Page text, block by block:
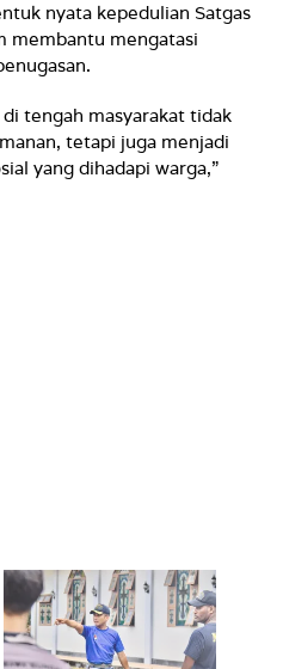
nyata kepedulian Satgas
membantu mengatasi
tengah masyarakat tidak
tetapi juga menjadi
yang dihadapi warga,”